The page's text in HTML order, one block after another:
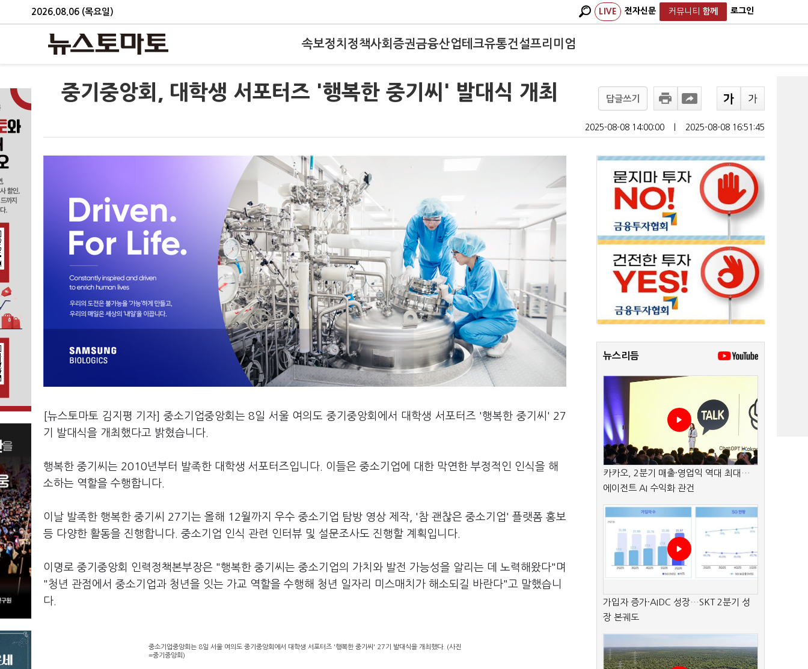
2026.08.06 (목요일) LIVE 전자신문 커뮤니티 함께 로그인
속보정치 정책사회 증권금융산업테크유통건설프리미엄
중기중앙회, 대학생 서포터즈 '행복한 중기씨' 발대식 개최 답글쓰기
2025-08-08 14:00:00 2025-08-08 16:51:45
[뉴스토마토 김지평 기자] 중소기업중앙회는 8일 서울 여의도 중기중앙회에서 대학생 서포터즈 '행복한 중기씨' 27
기 발대식을 개최했다고 밝혔습니다.
행복한 중기씨는 2010년부터 발족한 대학생 서포터즈입니다. 이들은 중소기업에 대한 막연한 부정적인 인식을 해
소하는 역할을 수행합니다.
이날 발족한 행복한 중기씨 27기는 올해 12월까지 우수 중소기업 탐방 영상 제작, '참 괜찮은 중소기업' 플랫폼 홍보
등 다양한 활동을 진행합니다. 중소기업 인식 관련 인터뷰 및 설문조사도 진행할 계획입니다.
이명로 중기중앙회 인력정책본부장은 "행복한 중기씨는 중소기업의 가치와 발전 가능성을 알리는 데 노력해왔다"며
"청년 관점에서 중소기업과 청년을 잇는 가교 역할을 수행해 청년 일자리 미스매치가 해소되길 바란다"고 말했습니
다.
중소기업중앙회는 8일 서울 여의도 중기중앙회에서 대학생 서포터즈 '행복한 중기씨' 27기 발대식을 개최했다. (사진
=중기중앙회)
뉴스리듬
카카오, 2분기 매출·영업익 역대 최대…
에이전트 AI 수익화 관건
가입자 증가·AIDC 성장…SKT 2분기 성
장 본궤도